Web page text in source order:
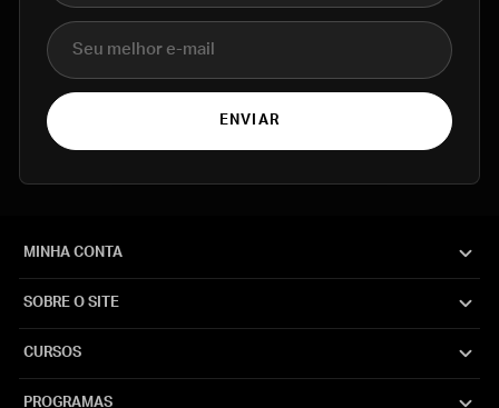
E-mail
ENVIAR
MINHA CONTA
SOBRE O SITE
CURSOS
PROGRAMAS